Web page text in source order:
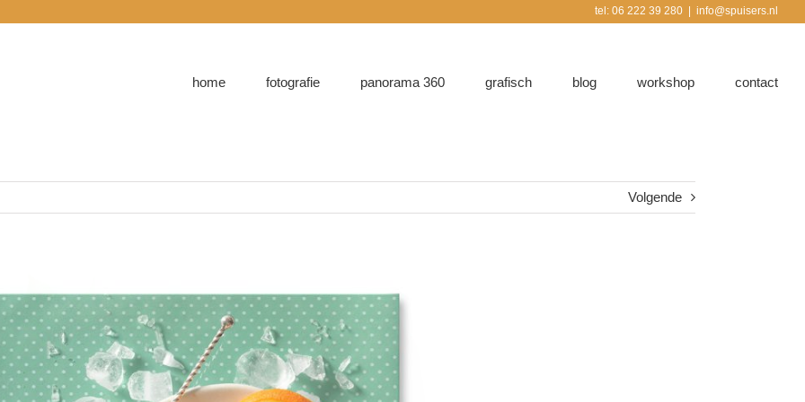
tel: 06 222 39 280 info@spuisers.nl
home fotografie panorama 360 grafisch blog workshop contact
Volgende